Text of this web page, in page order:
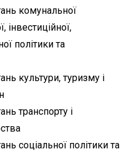
комунальної
інвестиційної,
політики та
культури, туризму і
транспорту і
соціальної політики та